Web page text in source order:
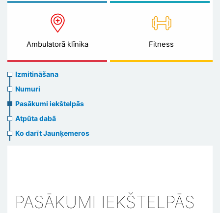
Ambulatorā klīnika Fitness
Accommodation
Izmitināšana
Numuri
Pasākumi iekštelpās
Atpūta dabā
Ko darīt Jaunķemeros
PASĀKUMI IEKŠTELPĀS